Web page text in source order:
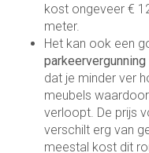
kost ongeveer €
meter.
Het kan ook een
parkeervergunning
dat je minder ver
meubels
verloopt. De prijs
verschilt erg van
meestal kost dit